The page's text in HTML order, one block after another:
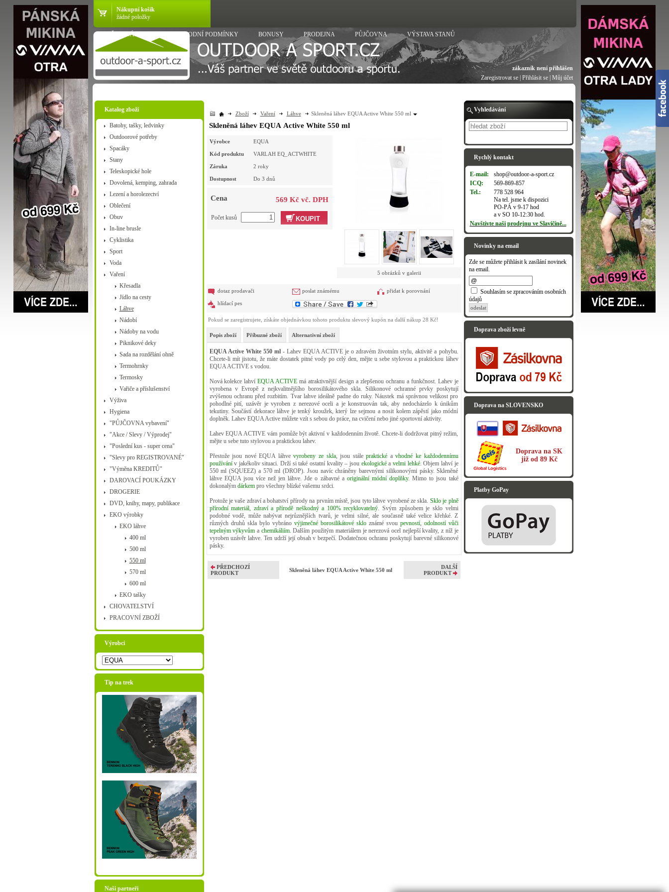
Nákupní košík
žádné položky
VŠE O NÁKUPU OBCHODNÍ PODMÍNKY BONUSY PRODEJNA PŮJČOVNA VÝSTAVA STANŮ
zákazník není přihlášen
Zaregistrovat se| Přihlásit se| Můj účet
Katalog zboží
Batohy, tašky, ledvinky
Outdoorové potřeby
Spacáky
Stany
Teleskopické hole
Dovolená, kemping, zahrada
Lezení a horolezectví
Oblečení
Obuv
In-line brusle
Cyklistika
Sport
Voda
Vaření
Křesadla
Jídlo na cesty
Láhve
Nádobí
Nádoby na vodu
Piknikové deky
Sada na rozdělání ohně
Termohrnky
Termosky
Vařiče a příslušenství
Výživa
Hygiena
"PŮJČOVNA vybavení"
"Akce / Slevy / Výprodej"
"Poslední kus - super cena"
"Slevy pro REGISTROVANÉ"
"Výměna KREDITŮ"
DAROVACÍ POUKÁZKY
DROGERIE
DVD, knihy, mapy, publikace
EKO výrobky
EKO láhve
400 ml
500 ml
550 ml
570 ml
600 ml
EKO tašky
CHOVATELSTVÍ
PRACOVNÍ ZBOŽÍ
Výrobci
Tip na trek
Naši partneři
Zboží Vaření Láhve Skleněná láhev EQUA Active White 550 ml
Skleněná láhev EQUA Active White 550 ml
Výrobce EQUA
Kód produktu VARLAH EQ_ACTWHITE
Záruka 2 roky
Dostupnost Do 3 dnů
Cena 569 Kč vč. DPH
KOUPIT
Počet kusů
5 obrázků v galerii
dotaz prodavači poslat známému přidat k porovnání
hlídací pes
Pokud se zaregistrujete, získáte objednávkou tohoto produktu slevový kupón na další nákup 28 Kč!
Popis zboží Příbuzné zboží Alternativní zboží
EQUA Active White 550 ml - Lahev EQUA ACTIVE je o zdravém životním stylu, aktivitě a pohybu.
Chcete-li mít jistotu, že máte dostatek pitné vody po celý den, mějte u sebe stylovou a praktickou láhev
EQUA ACTIVE s vodou.
Nová kolekce lahví EQUA ACTIVE má atraktivnější design a zlepšenou ochranu a funkčnost. Lahev je
vyrobena v Evropě z nejkvalitnějšího borosilikátového skla. Silikonové ochranné prvky poskytují
zvýšenou ochranu před rozbitím. Tvar lahve ideálně padne do ruky. Náustek má správnou velikost pro
pohodlné pití, uzávěr je vyroben z nerezové oceli a je konstruován tak, aby nedocházelo k únikům
tekutiny. Součástí dekorace láhve je tenký kroužek, který lze sejmou a nosit kolem zápěstí jako módní
doplněk. Lahev EQUA Active můžete vzít s sebou do práce, na cvičení nebo jiné sportovní aktivity.
Lahev EQUA ACTIVE vám pomůže být aktivní v každodenním životě. Chcete-li dodržovat pitný režim,
mějte u sebe tuto stylovou a praktickou lahev.
Přestože jsou nové EQUA láhvevyrobeny ze skla, jsou stálepraktické avhodné ke každodennímu
používánív jakékoliv situaci. Drží si také ostatní kvality – jsou ekologickéa velmi lehké. Objem lahví je
550 ml (SQUEEZ) a 570 ml (DROP). Jsou navíc chráněny barevnými silikonovými pásky. Skleněné
láhve EQUA jsou více než jen láhve. Jde o zábavné a originální módní doplňky. Mimo to jsou také
dokonalým dárkempro všechny blízké vašemu srdci.
Protože je vaše zdraví a bohatství přírody na prvním místě, jsou tyto láhve vyrobené ze skla. Sklo je plně
přírodní materiál, zdraví a přírodě neškodný a 100% recyklovatelný. Svým způsobem je sklo velmi
podobné vodě, může nabývat nejrůznějších tvarů, je velmi silné, ale současně také velice křehké. Z
různých druhů skla bylo vybráno výjimečné borosilikátové skloznámé svou pevností, odolností vůči
tepelným výkyvům a chemikáliím. Dalším použitým materiálem je nerezová ocel nejlepší kvality, z níž je
vyroben uzávěr lahve. Ten udrží její obsah v bezpečí. Dodatečnou ochranu poskytují barevné silikonové
pásky.
PŘEDCHOZÍ
PRODUKT
Skleněná láhev EQUA Active White 550 ml
DALŠÍ
PRODUKT
Vyhledávání
Rychlý kontakt
E-mail:
shop@outdoor-a-sport.cz
ICQ:
569-869-857
Tel.:
778 528 964
Na tel. jsme k dispozici
PO-PÁ v 9-17 hod
a v SO 10-12:30 hod.
Navštivte naši prodejnu ve Slavičíně...
Novinky na email
Zde se můžete přihlásit k zasílání novinek
na email.
Souhlasím se zpracováním osobních
údajů
odeslat
Doprava zboží levně
Doprava na SLOVENSKO
Doprava na SK
již od 89 Kč
Platby GoPay